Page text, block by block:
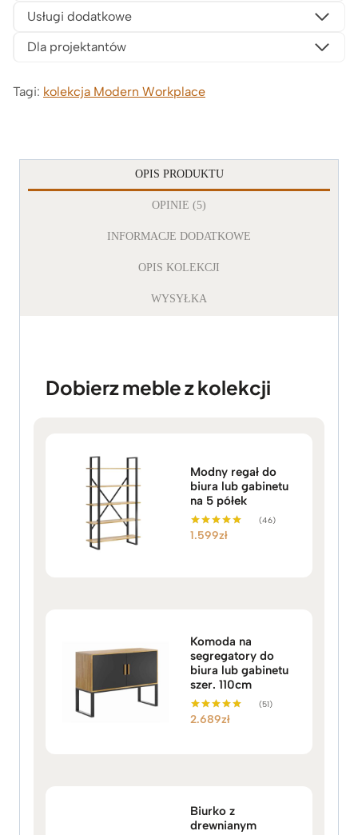
Usługi dodatkowe
Dla projektantów
Tagi: kolekcja Modern Workplace
OPIS PRODUKTU
OPINIE (5)
INFORMACJE DODATKOWE
OPIS KOLEKCJI
WYSYŁKA
Dobierz meble z kolekcji
Modny regał do
biura lub gabinetu
na 5 półek
Oceniono
(46)
1.599zł
Komoda na
segregatory do
biura lub gabinetu
szer. 110cm
Oceniono
(51)
2.689zł
Biurko z
drewnianym